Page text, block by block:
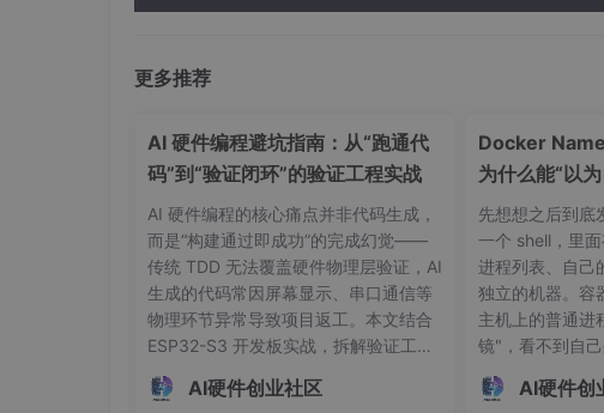
（4）国内ARM适配型镜像源推荐（任选其一，优先阿
#主仓库（包含核心软件包，ARM64适配）
deb http://mirrors.aliyun.com/ubuntu-ports/
deb-src http://mirrors.aliyun.com/ubuntu-
#安全更新仓库（修复系统漏洞，必选）
deb http://mirrors.aliyun.com/ubuntu-ports/
deb-src http://mirrors.aliyun.com/ubuntu-
更多推荐
AI 硬件编程避坑指南：从“跑通代
码”到“验证闭环”的验证工程实战
AI 硬件编程的核心痛点并非代码生成，
而是“构建通过即成功”的完成幻觉——
传统 TDD 无法覆盖硬件物理层验证，AI
生成的代码常因屏幕显示、串口通信等
物理环节异常导致项目返工。本文结合
ESP32-S3 开发板实战，拆解验证工程
的核心逻辑，提供可落地的闭环方案，
帮你避开 AI 硬件开发的 80% 收尾陷
AI硬件创业社区
Docker
为什么能“以
器“
先想想之后到底
一个 shell，里
进程列表、自己
独立的机器。容
主机上的普通进
镜"，看不到自
镜"就是 Linux
名空间）机制。
AI硬件创